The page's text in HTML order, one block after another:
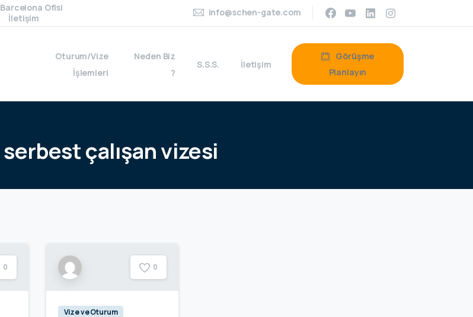
Barcelona Ofisi
İletişim
info@schen-gate.com
Oturum/Vize
İşlemleri
Neden Biz
?
S.S.S. İletişim
Görüşme
Planlayın
serbestçalışanvizesi
0 0
Vize ve Oturum